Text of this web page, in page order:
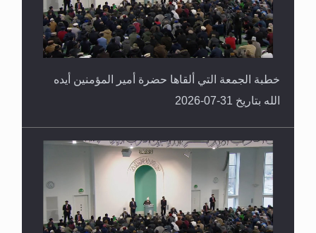
خطبة الجمعة التي ألقاها حضرة أمير المؤمنين أيده
الله بتاريخ 31-07-2026